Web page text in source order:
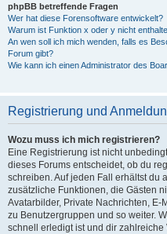
phpBB betreffende Fragen
Wer hat diese Forensoftware entwickelt?
Warum ist Funktion x oder y nicht
An wen soll ich mich wenden, falls es
Forum gibt?
Wie kann ich einen Administrator des
Registrierung und
Wozu muss ich mich registrieren?
Eine Registrierung ist nicht
dieses Forums entscheidet, ob du
schreiben. Auf jeden Fall erhältst du
zusätzliche Funktionen, die Gästen
Avatarbilder, Private Nachrichten,
zu Benutzergruppen und so weiter.
schnell erledigt ist und dir zahlreiche